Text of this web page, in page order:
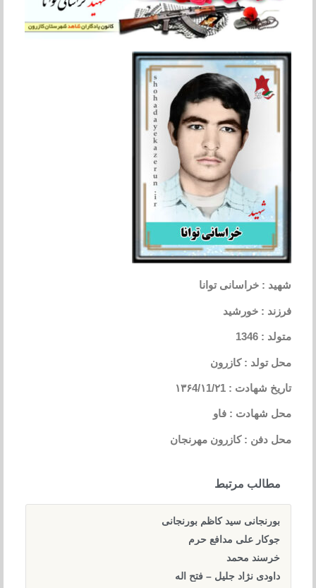
شهید : خراسانی توانا
فرزند : خورشید
متولد : 1346
محل تولد : کازرون
تاریخ شهادت : ۱۳۶4/۱1/۲1
محل شهادت : فاو
محل دفن : کازرون مهرنجان
مطالب مرتبط
بورنجانی سید کاظم بورنجانی
جوکار علی مدافع حرم
خرسند محمد
داودی نژاد جلیل – فتح اله